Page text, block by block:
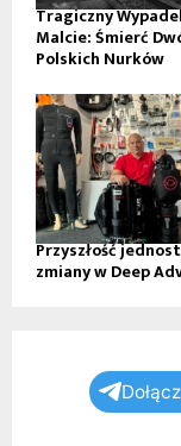
Tragiczny
Malcie: Śmierć
Polskich Nurków
Przyszłość
zmiany w Deep